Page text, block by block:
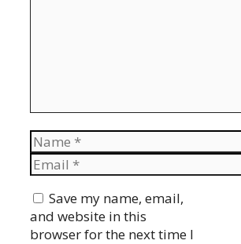
Name
Email
Save my name, email,
and website in this
browser for the next time I